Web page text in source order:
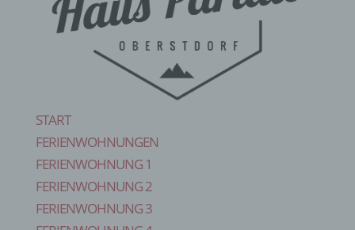
START
FERIENWOHNUNGEN
FERIENWOHNUNG 1
FERIENWOHNUNG 2
FERIENWOHNUNG 3